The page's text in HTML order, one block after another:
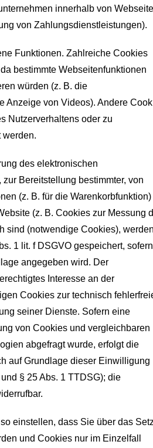
innerhalb von
von Zahlungsdienstleistungen).
Funktionen. Zahlreiche Cookies
bestimmte Webseitenfunktionen
würden (z. B. die
Anzeige von Videos). Andere
Nutzerverhaltens oder zu
werden.
des elektronischen
Bereitstellung bestimmter, von
(z. B. für die Warenkorbfunktion)
(z. B. Cookies zur Messung
sind (notwendige Cookies),
1 lit. f DSGVO gespeichert, sofern
angegeben wird. Der
Interesse an der
Cookies zur technisch
seiner Dienste. Sofern eine
von Cookies und vergleichbaren
abgefragt wurde, erfolgt die
auf Grundlage dieser Einwilligung
§ 25 Abs. 1 TTDSG); die
einstellen, dass Sie über das
und Cookies nur im Einzelfall